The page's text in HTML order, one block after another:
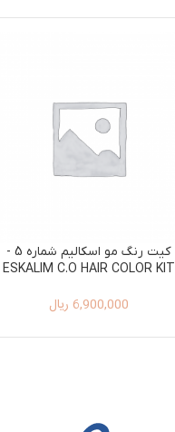
کیت رنگ مو اسکالیم شماره 5 -
ESKALIM C.O HAIR COLOR KIT
6,900,000 ریال